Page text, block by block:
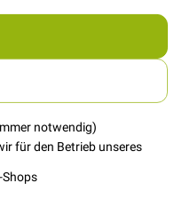
notwendig)
für den Betrieb unseres
Shops
traditionellem